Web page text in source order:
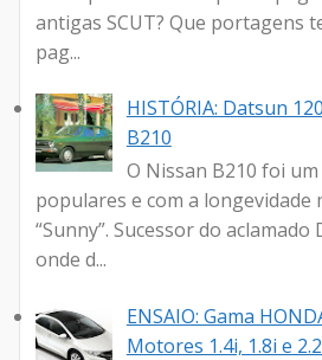
antigas SCUT? Que portagens
pag...
HISTÓRIA: Datsun
B210
O Nissan B210 foi
populares e com a longevidade
“Sunny”. Sucessor do aclamado
onde d...
ENSAIO: Gama
Motores 1.4i, 1.8i e